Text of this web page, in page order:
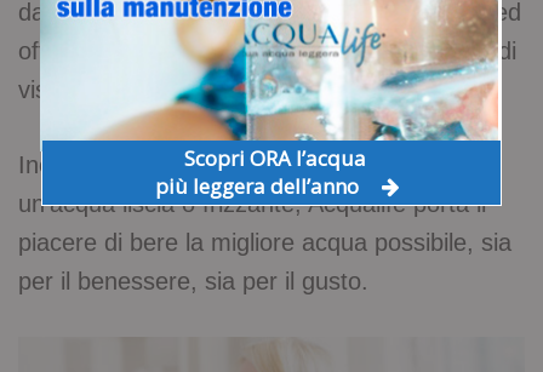
dall’acqua tutte le sostanze in essa presenti ed
offrire così un’acqua filtrata sotto tutti i punti di
vista.
Inoltre grazie la possibilità di scegliere
un’acqua liscia o frizzante, Acqualife porta il
piacere di bere la migliore acqua possibile, sia
per il benessere, sia per il gusto.
Scopri ORA l’acqua
più leggera dell’anno